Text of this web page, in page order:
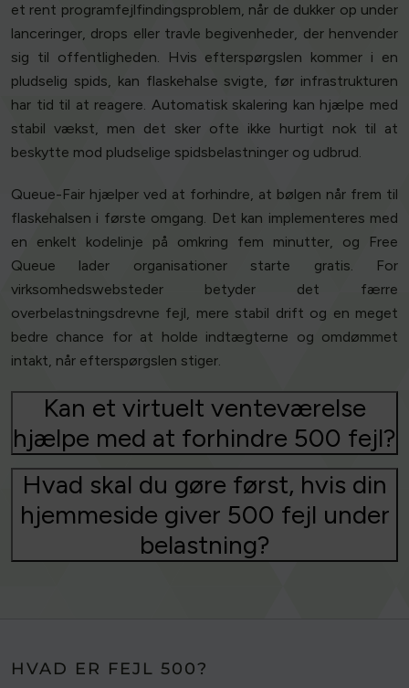
et rent programfejlfindingsproblem, når de dukker op under
lanceringer, drops eller travle begivenheder, der henvender
sig til offentligheden. Hvis efterspørgslen kommer i en
pludselig spids, kan flaskehalse svigte, før infrastrukturen
har tid til at reagere. Automatisk skalering kan hjælpe med
stabil vækst, men det sker ofte ikke hurtigt nok til at
beskytte mod pludselige spidsbelastninger og udbrud.
Queue-Fair hjælper ved at forhindre, at bølgen når frem til
flaskehalsen i første omgang. Det kan implementeres med
en enkelt kodelinje på omkring fem minutter, og Free
Queue lader organisationer starte gratis. For
virksomhedswebsteder betyder det færre
overbelastningsdrevne fejl, mere stabil drift og en meget
bedre chance for at holde indtægterne og omdømmet
intakt, når efterspørgslen stiger.
Kan et virtuelt venteværelse
hjælpe med at forhindre 500 fejl?
Hvad skal du gøre først, hvis din
hjemmeside giver 500 fejl under
belastning?
HVAD ER FEJL 500?